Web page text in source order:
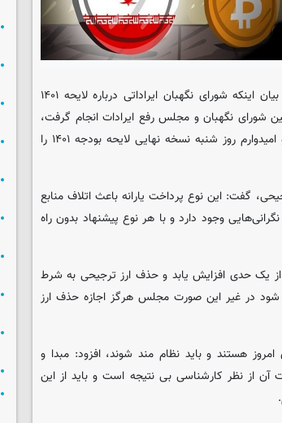
به گزارش گروه سیاسی ایسکانیوز؛ غلامرضا مرحبا با بیان اینکه شورای نگهبان ایراداتی درباره لایحه ۱۴۰۱
نگهبان و مجلس رفع ایرادات انجام گرفت،
اظهار کرد: مشکلات موجود در تمامی موارد رفع شد و امیدوارم روز شنبه نسخه نهایی لایحه بودجه ۱۴۰۱ را
گفت: این نوع پرداخت یارانه باعث اتلاف منابع
وجود دارد و با هر نوع پیشنهاد بدون راه
از یک حدی افزایش یابد و حذف ارز ترجیحی به شرط
شود در غیر این صورت مجلس هرگز اجازه حذف ارز
امروز هستند و باید نظام مند شوند، افزود: مبدا و
از نظر کارشناسی بی نتیجه است و باید از این